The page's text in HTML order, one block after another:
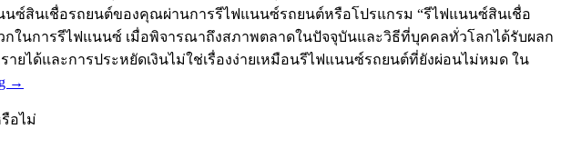
นซ์สินเชื่อรถยนต์ของคุณผ่านการรีไฟแนนซ์รถยนต์หรือโปรแกรม “รีไฟแนนซ์สินเชื่อ
ในการรีไฟแนนซ์ เมื่อพิจารณาถึงสภาพตลาดในปัจจุบันและวิธีที่บุคคลทั่วโลกได้รับผลก
ยได้และการประหยัดเงินไม่ใช่เรื่องง่ายเหมือนรีไฟแนนซ์รถยนต์ที่ยังผ่อนไม่หมด ใน
→
อไม่